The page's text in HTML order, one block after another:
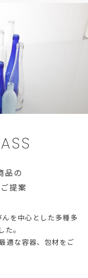
品の
提案
を中心とした多種多
。
適な容器、包材をご